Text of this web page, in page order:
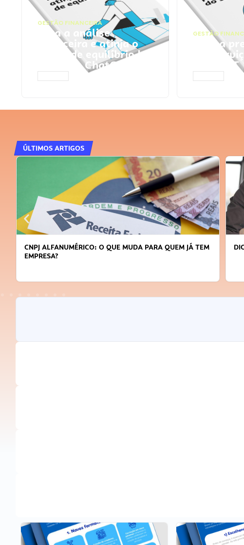
GESTÃO FINANCEIRA
Faça a análise
financeira e atinja o
ponto de equilíbrio |
Prompts ChatGPT
GESTÃO
Faça a
seu
ChatGPT
ÚLTIMOS ARTIGOS
O QUE MUDA PARA QUEM JÁ TEM DICAS PARA OBTER